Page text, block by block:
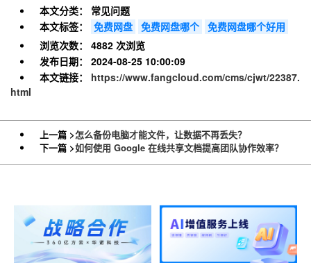
本文分类：
常见问题
本文标签：
免费网盘 免费网盘哪个 免费网盘哪个好用
浏览次数：
4882 次浏览
发布日期：
2024-08-25 10:00:09
本文链接：
https://www.fangcloud.com/cms/cjwt/22387.
html
上一篇 >怎么备份电脑才能文件，让数据不再丢失？
下一篇 >如何使用 Google 在线共享文档提高团队协作效率？